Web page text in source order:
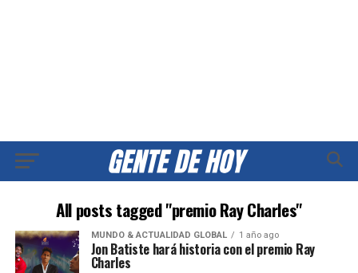
All posts tagged "premio Ray Charles"
MUNDO & ACTUALIDAD GLOBAL 1 año ago
Jon Batiste hará historia con el premio Ray
Charles